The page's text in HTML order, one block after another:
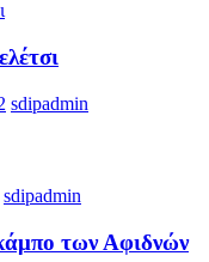
sdipadmin
sdipadmin
των Αφιδνών